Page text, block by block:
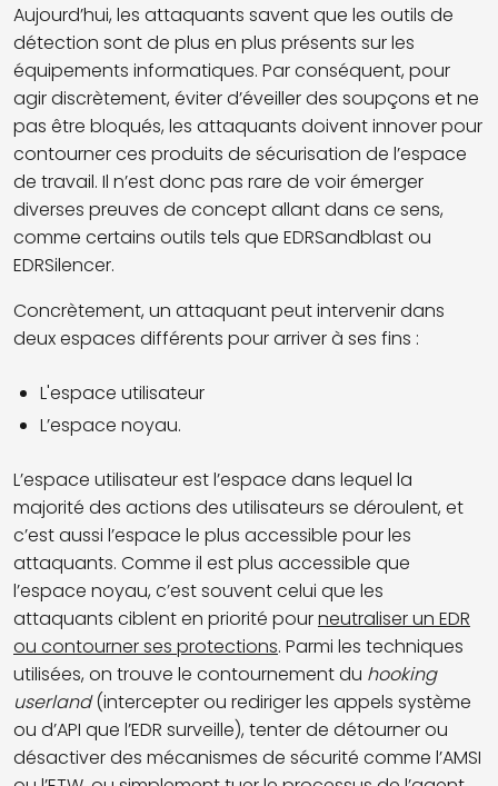
Aujourd’hui, les attaquants savent que les outils de
détection sont de plus en plus présents sur les
équipements informatiques. Par conséquent, pour
agir discrètement, éviter d’éveiller des soupçons et ne
pas être bloqués, les attaquants doivent innover pour
contourner ces produits de sécurisation de l’espace
de travail. Il n’est donc pas rare de voir émerger
diverses preuves de concept allant dans ce sens,
comme certains outils tels que EDRSandblast ou
EDRSilencer.
Concrètement, un attaquant peut intervenir dans
deux espaces différents pour arriver à ses fins :
L'espace utilisateur
L’espace noyau.
L’espace utilisateur est l’espace dans lequel la
majorité des actions des utilisateurs se déroulent, et
c’est aussi l’espace le plus accessible pour les
attaquants. Comme il est plus accessible que
l’espace noyau, c’est souvent celui que les
attaquants ciblent en priorité pourneutraliser un EDR
ou contourner ses protections. Parmi les techniques
utilisées, on trouve le contournement du hooking
userland(intercepter ou rediriger les appels système
ou d’API que l’EDR surveille), tenter de détourner ou
désactiver des mécanismes de sécurité comme l’AMSI